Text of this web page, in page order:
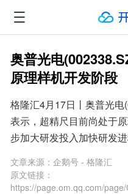
奥普光电
原理样机开发阶段
格隆汇4月17日丨奥普光
表示，超精尺目前尚处于
步加大研发投入加快研发进
文章来源： 企鹅号 - 格隆汇
原文链接：
https://page.om.qq.com/